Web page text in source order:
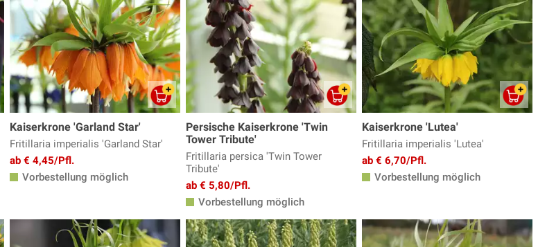
Kaiserkrone 'Garland Star'
Fritillaria imperialis 'Garland Star'
ab € 4,45/Pfl.
Vorbestellung möglich
Persische Kaiserkrone 'Twin
Tower Tribute'
Fritillaria persica 'Twin Tower
Tribute'
ab € 5,80/Pfl.
Vorbestellung möglich
Kaiserkrone 'Lutea'
Fritillaria imperialis 'Lutea'
ab € 6,70/Pfl.
Vorbestellung möglich